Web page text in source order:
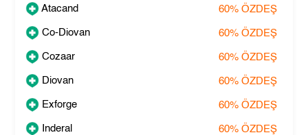
Atacand 60% ÖZDEŞ
Co-Diovan 60% ÖZDEŞ
Cozaar 60% ÖZDEŞ
Diovan 60% ÖZDEŞ
Exforge 60% ÖZDEŞ
Inderal 60% ÖZDEŞ